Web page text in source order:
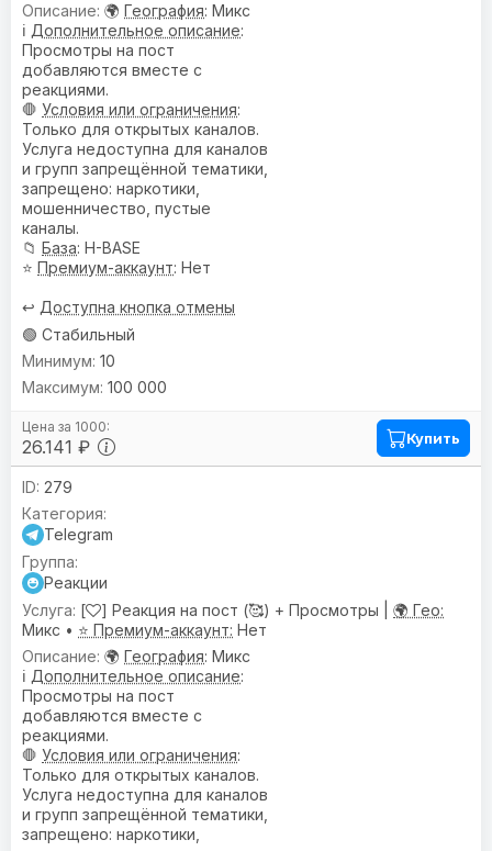
🌍 География: Микс
ℹ️ Дополнительное описание:
Просмотры на пост
добавляются вместе с
реакциями.
🛑 Условия или ограничения:
Только для открытых каналов.
Услуга недоступна для каналов
и групп запрещённой тематики,
запрещено: наркотики,
мошенничество, пустые
каналы.
📁 База: H-BASE
⭐ Премиум-аккаунт: Нет
↩️ Доступна кнопка отмены
🟢 Стабильный
26.141 ₽
10
100 000
Купить
279
Telegram
Реакции
[
] Реакция на пост (🥰) + Просмотры | 🌍 Гео:
Микс • ⭐ Премиум-аккаунт: Нет
🌍 География: Микс
ℹ️ Дополнительное описание:
Просмотры на пост
добавляются вместе с
реакциями.
🛑 Условия или ограничения:
Только для открытых каналов.
Услуга недоступна для каналов
и групп запрещённой тематики,
запрещено: наркотики,